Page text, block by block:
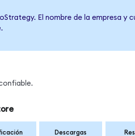
El nombre de la empresa y
Descargas